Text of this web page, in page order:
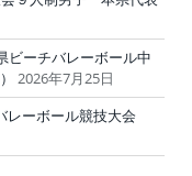
ビーチバレーボール中
2026年7月25日
レーボール競技大会